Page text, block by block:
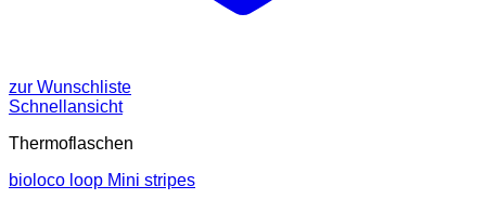
zur Wunschliste
Schnellansicht
Thermoflaschen
bioloco loop Mini stripes